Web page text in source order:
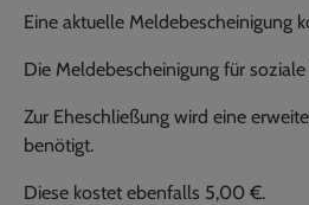
Eine aktuelle Meldebescheinigung
Die Meldebescheinigung für
Zur Eheschließung wird eine
benötigt.
Diese kostet ebenfalls 5,00 €.